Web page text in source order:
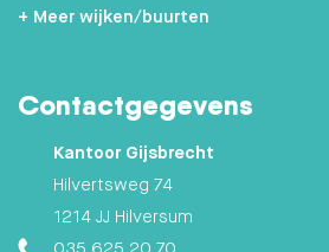
Zuidoost
Zuid
+ Meer wijken/buurten
Contactgegevens
Kantoor Gijsbrecht
Hilvertsweg 74
1214 JJ Hilversum